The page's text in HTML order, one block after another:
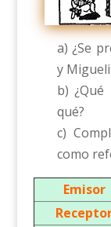
a) ¿Se
y
b)
qué?
c)
como
Emisor